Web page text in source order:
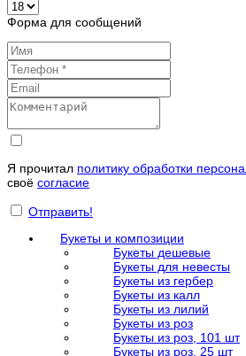
Форма для сообщений
Я прочитал политику обработки
своё согласие
Отправить!
Букеты и композиции
Букеты дешевые
Букеты для невесты
Букеты из гербер
Букеты из калл
Букеты из лилий
Букеты из роз
Букеты из роз, 101 шт
Букеты из роз, 25 шт